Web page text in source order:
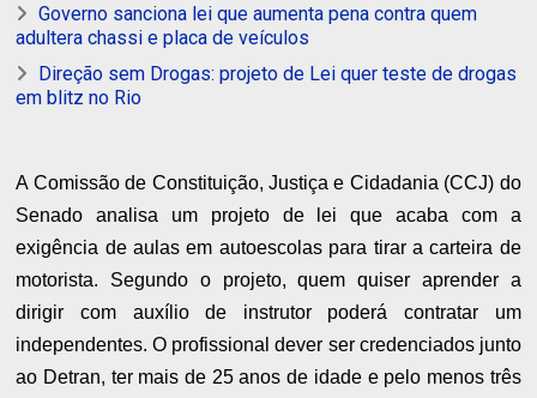
Governo sanciona lei que aumenta pena contra quem
adultera chassi e placa de veículos
Direção sem Drogas: projeto de Lei quer teste de drogas
em blitz no Rio
A Comissão de Constituição, Justiça e Cidadania (CCJ) do
Senado analisa um projeto de lei que acaba com a
exigência de aulas em autoescolas para tirar a carteira de
motorista. Segundo o projeto, quem quiser aprender a
dirigir com auxílio de instrutor poderá contratar um
independentes. O profissional dever ser credenciados junto
ao Detran, ter mais de 25 anos de idade e pelo menos três